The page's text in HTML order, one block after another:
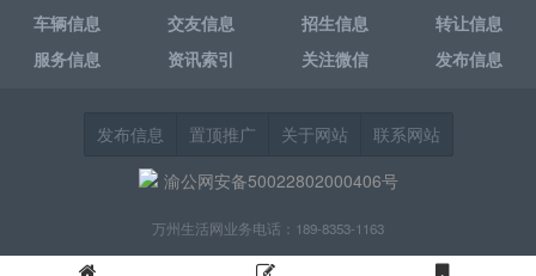
车辆信息
交友信息 招生信息
转让信息
服务信息
资讯索引 关注微信 发布信息
发布信息 置顶推广 关于网站
联系网站
渝公网安备50022802000406号
万州生活网业务电话：189-8353-1163